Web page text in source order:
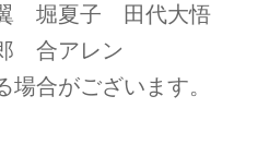
堀夏子 田代大悟
合アレン
合がございます。